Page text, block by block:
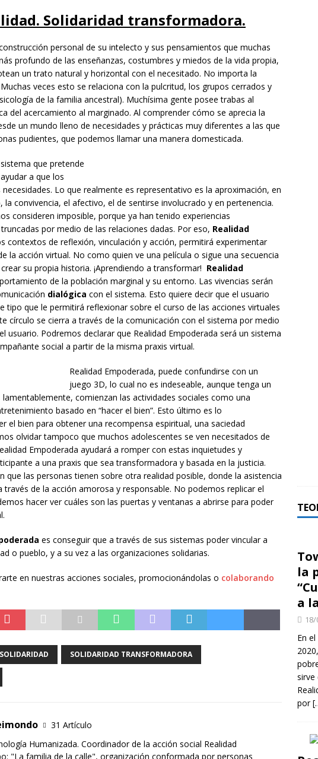
Solidaridad transformadora.
personal de su intelecto y sus pensamientos que muchas
profundo de las enseñanzas, costumbres y miedos de la vida propia,
un trato natural y horizontal con el necesitado. No importa la
veces esto se relaciona con la pulcritud, los grupos cerrados y
de la familia ancestral). Muchísima gente posee trabas al
del acercamiento al marginado. Al comprender cómo se aprecia la
un mundo lleno de necesidades y prácticas muy diferentes a las que
pudientes, que podemos llamar una manera domesticada.
que pretende
a que los
Lo que realmente es representativo es la aproximación, en
convivencia, el afectivo, el de sentirse involucrado y en pertenencia.
consideren imposible, porque ya han tenido experiencias
por medio de las relaciones dadas. Por eso, Realidad
contextos de reflexión, vinculación y acción, permitirá experimentar
la acción virtual. No como quien ve una película o sigue una secuencia
su propia historia. ¡Aprendiendo a transformar! Realidad
de la población marginal y su entorno. Las vivencias serán
dialógica con el sistema. Esto quiere decir que el usuario
tipo que le permitirá reflexionar sobre el curso de las acciones virtuales
círculo se cierra a través de la comunicación con el sistema por medio
usuario. Podremos declarar que Realidad Empoderada será un sistema
social a partir de la misma praxis virtual.
Realidad Empoderada, puede confundirse con un
juego 3D, lo cual no es indeseable, aunque tenga un
comienzan las actividades sociales como una
basado en “hacer el bien”. Esto último es lo
el bien para obtener una recompensa espiritual, una saciedad
olvidar tampoco que muchos adolescentes se ven necesitados de
Empoderada ayudará a romper con estas inquietudes y
a una praxis que sea transformadora y basada en la justicia.
que las personas tienen sobre otra realidad posible, donde la asistencia
través de la acción amorosa y responsable. No podemos replicar el
hacer ver cuáles son las puertas y ventanas a abrirse para poder
es conseguir que a través de sus sistemas poder vincular a
o pueblo, y a su vez a las organizaciones solidarias.
en nuestras acciones sociales, promocionándolas o colaborando
SOLIDARIDAD SOLIDARIDAD TRANSFORMADORA
31 Artículo
Humanizada. Coordinador de la acción social Realidad
"La familia de la calle", organización conformada por personas
la
a
En
sirve
por